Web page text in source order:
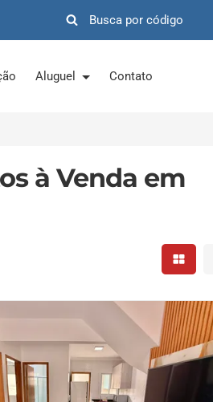
Aluguel Contato
à Venda em